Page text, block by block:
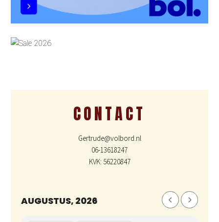
CONTACT
Gertrude@volbord.nl
06-13618247
KVK: 56220847
AUGUSTUS, 2026